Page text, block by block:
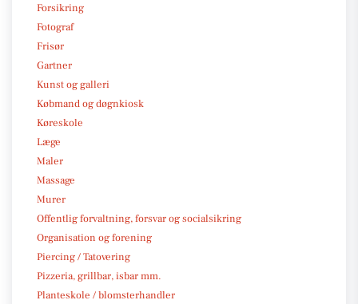
Forsikring
Fotograf
Frisør
Gartner
Kunst og galleri
Købmand og døgnkiosk
Køreskole
Læge
Maler
Massage
Murer
Offentlig forvaltning, forsvar og socialsikring
Organisation og forening
Piercing / Tatovering
Pizzeria, grillbar, isbar mm.
Planteskole / blomsterhandler